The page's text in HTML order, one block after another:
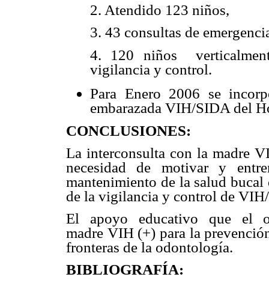
2. Atendido 123 niños,
3. 43 consultas de
4.
120 niños
vigilancia y control.
Para Enero 2006 se
embarazada VIH/SIDA del
CONCLUSIONES:
La interconsulta con la madre
necesidad de motivar y
mantenimiento de la salud
de la vigilancia y control de
El
apoyo educativo que el
madre VIH (+) para la
fronteras de la odontología.
BIBLIOGRAFÍA: